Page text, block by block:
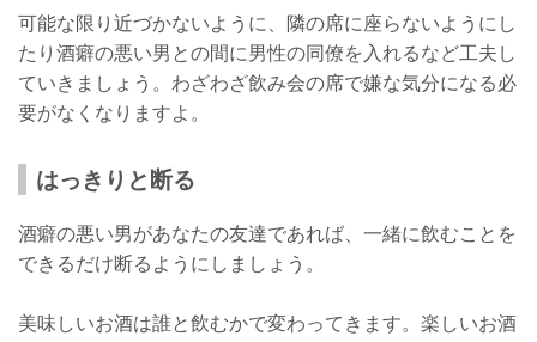
可能な限り近づかないように、隣の席に座らないようにし
たり酒癖の悪い男との間に男性の同僚を入れるなど工夫し
ていきましょう。わざわざ飲み会の席で嫌な気分になる必
要がなくなりますよ。
はっきりと断る
酒癖の悪い男があなたの友達であれば、一緒に飲むことを
できるだけ断るようにしましょう。
美味しいお酒は誰と飲むかで変わってきます。楽しいお酒